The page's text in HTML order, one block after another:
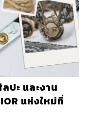
ะ และงาน
แห่งใหม่ที่